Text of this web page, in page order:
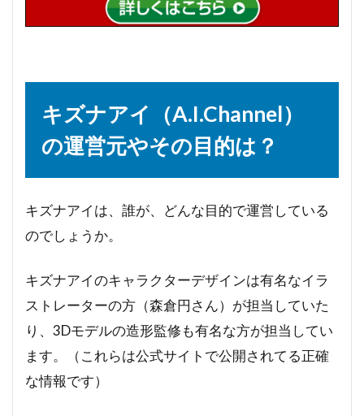
キズナアイ（A.I.Channel）
の運営元やその目的は？
キズナアイは、誰が、どんな目的で運営している
のでしょうか。
キズナアイのキャラクターデザインは有名なイラ
ストレーターの方（森倉円さん）が担当していた
り、3Dモデルの造形監修も有名な方が担当してい
ます。（これらは公式サイトで公開されてる正確
な情報です）